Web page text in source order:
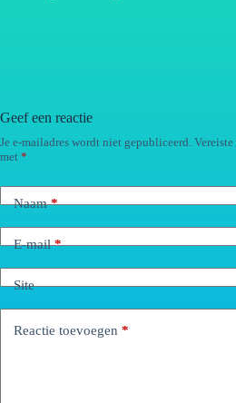
Geef een reactie
Je e-mailadres wordt niet gepubliceerd.
met *
Naam*
E-mail*
Site
Reactie toevoegen *